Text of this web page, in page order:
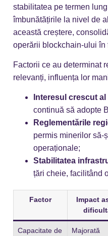
stabilitatea pe termen
îmbunătățirile la nivel de
această creștere,
operării blockchain-ului în
Factorii ce au determinat
relevanți, influența lor
Interesul crescut
continuă să adopte
Reglementările
permis minerilor să-
operaționale;
Stabilitatea
țări cheie, facilitând
Factor
Impact
Capacitate de
Majorată